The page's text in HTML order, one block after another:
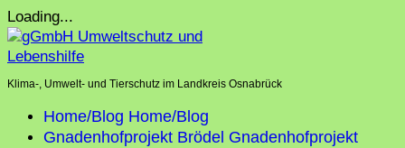
Skip
to
content
Loading...
Klima-, Umwelt- und Tierschutz im Landkreis Osnabrück
Home/Blog Home/Blog
Gnadenhofprojekt Brödel Gnadenhofprojekt